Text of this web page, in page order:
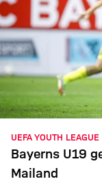
UEFA YOUTH LEAGUE
Bayerns U19
Mailand